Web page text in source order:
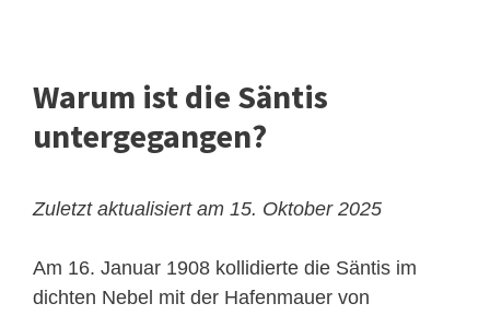
Warum ist die Säntis
untergegangen?
Zuletzt aktualisiert am 15. Oktober 2025
Am 16. Januar 1908 kollidierte die Säntis im
dichten Nebel mit der Hafenmauer von